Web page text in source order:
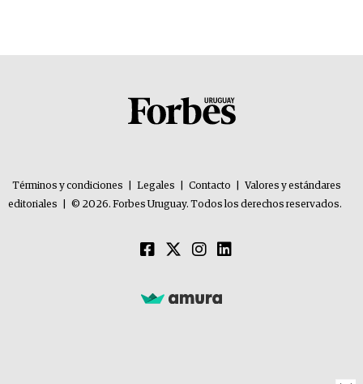
Términos y condiciones Legales Contacto
Valores y estándares
editoriales
© 2026. Forbes Uruguay. Todos los derechos reservados.